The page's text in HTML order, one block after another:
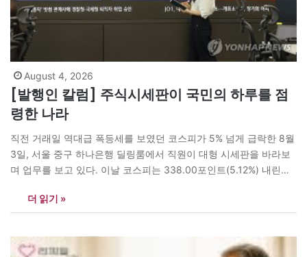
August 4, 2026
[발행인 칼럼] 주식시세판이 국민의 하루를 점
령한 나라
직전 거래일 역대급 폭등세를 보였던 코스피가 5% 넘게 급락한 8월
3일, 서울 중구 하나은행 딜링룸에서 직원이 대형 시세판을 바라보
며 업무를 보고 있다. 이날 코스피는 338.00포인트(5.12%) 내린
출근길 직장인은 지하철 안에서 휴대전화부터 확인한다. 오전 9시
정규장이 시작되면 업무 중에도 시세판에서 눈을 떼지 못한다. 사무
더 읽기 »